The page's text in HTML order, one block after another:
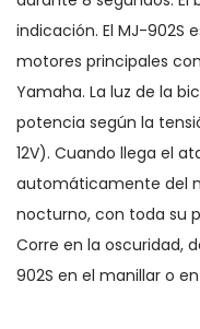
indicación. El MJ-902S
motores principales
Yamaha. La luz de la
potencia según la
12V). Cuando llega el
automáticamente del
nocturno, con toda su
Corre en la oscuridad,
902S en el manillar o